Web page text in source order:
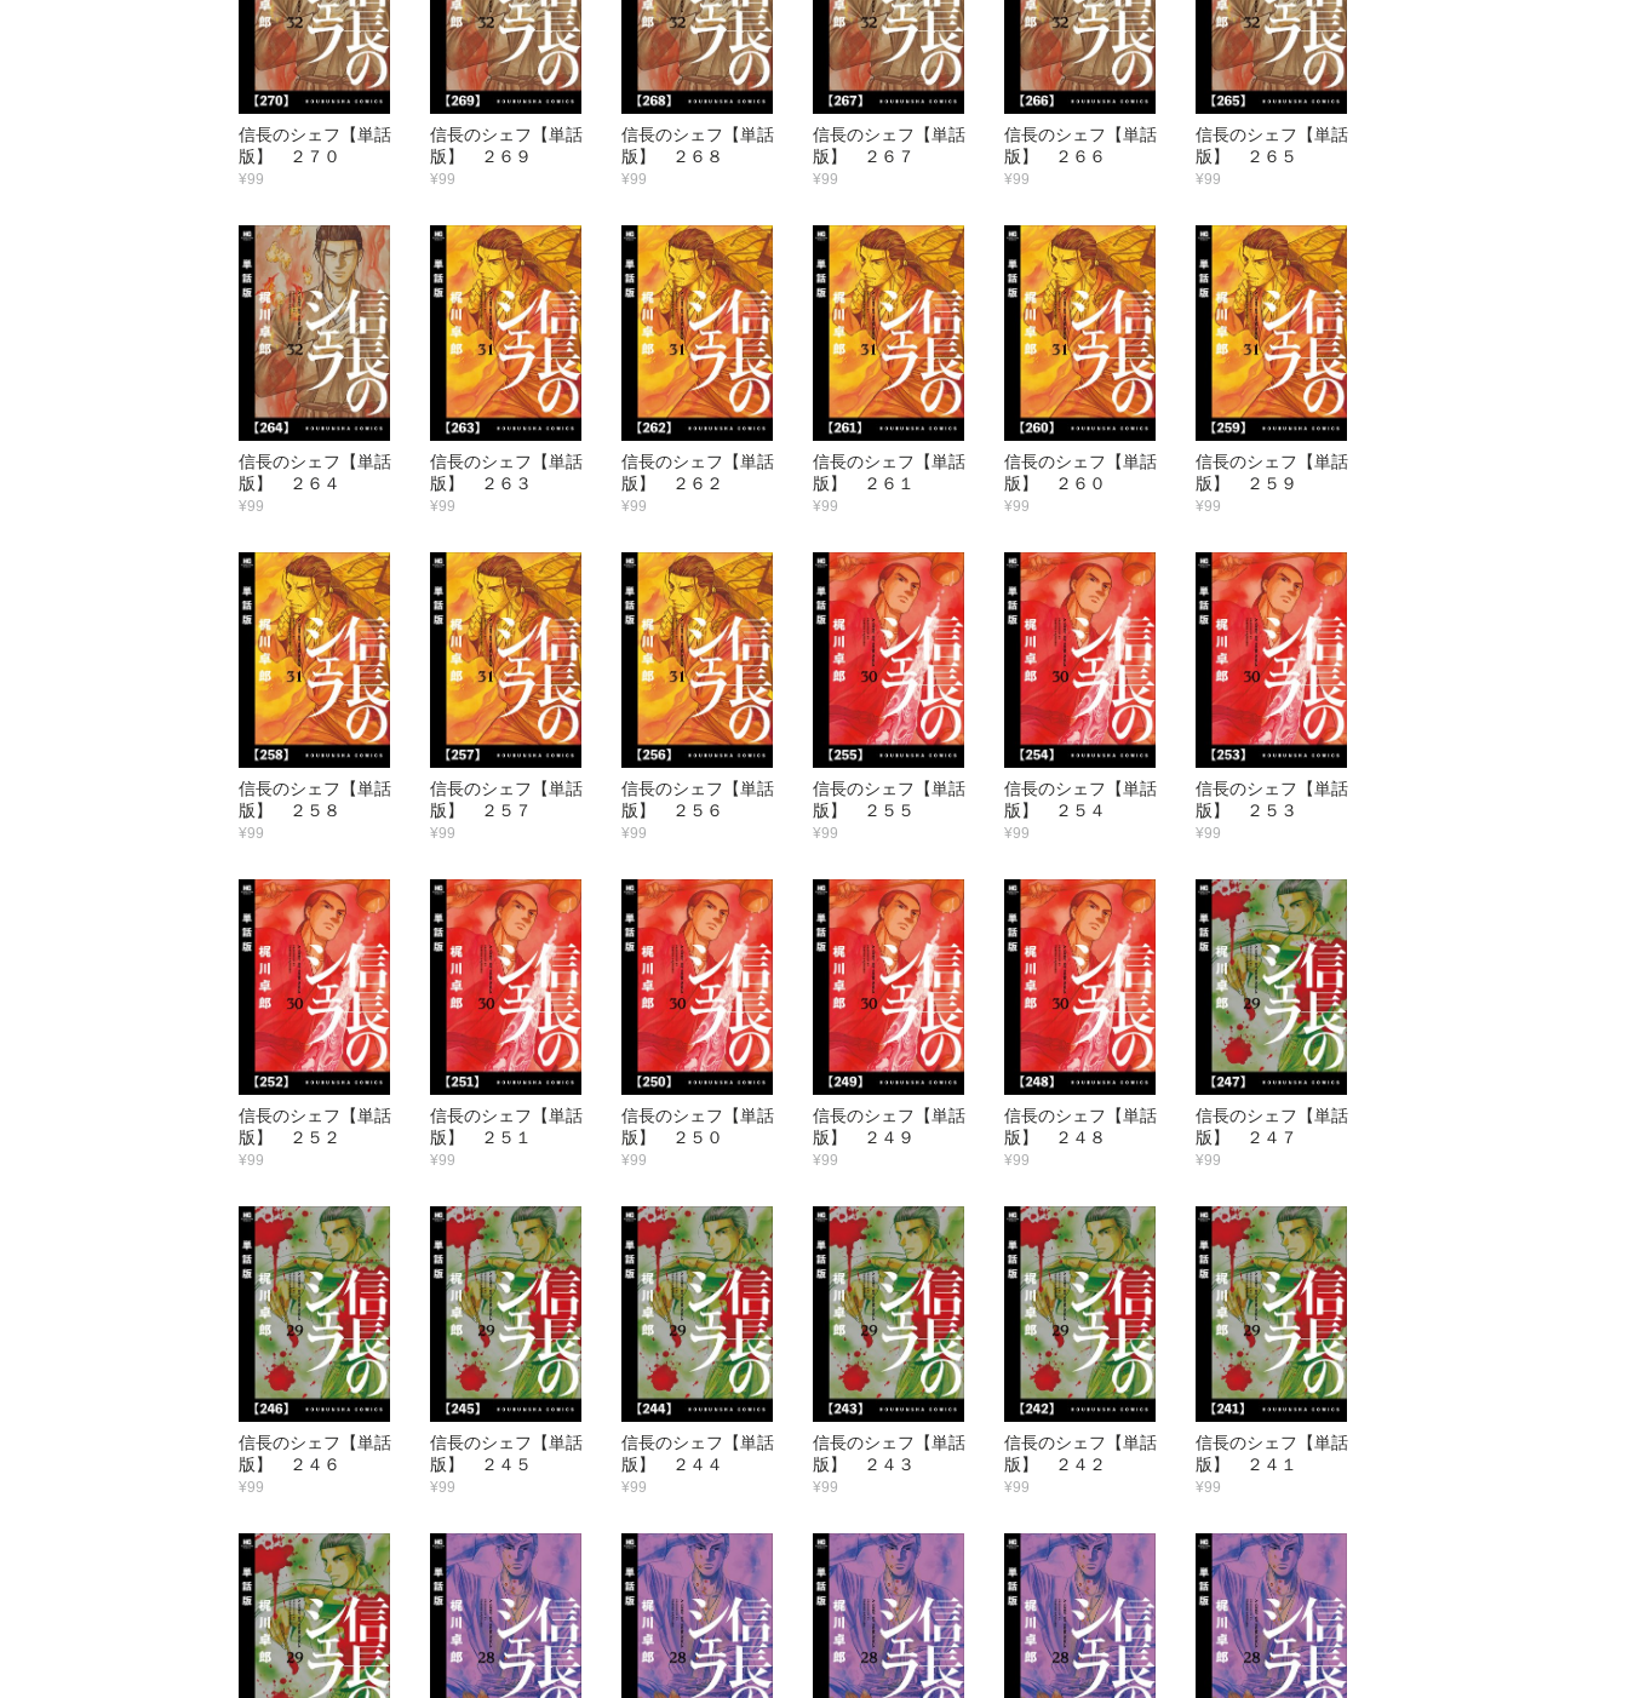
信長のシェフ【単話
版】 ２７０
¥99
信長のシェフ【単話
版】 ２６９
¥99
信長のシェフ【単話
版】 ２６８
¥99
信長のシェフ【単話
版】 ２６７
¥99
信長のシェフ【単話
版】 ２６６
¥99
信長のシェフ【単話
版】 ２６５
¥99
信長のシェフ【単話
版】 ２６４
¥99
信長のシェフ【単話
版】 ２６３
¥99
信長のシェフ【単話
版】 ２６２
¥99
信長のシェフ【単話
版】 ２６１
¥99
信長のシェフ【単話
版】 ２６０
¥99
信長のシェフ【単話
版】 ２５９
¥99
信長のシェフ【単話
版】 ２５８
¥99
信長のシェフ【単話
版】 ２５７
¥99
信長のシェフ【単話
版】 ２５６
¥99
信長のシェフ【単話
版】 ２５５
¥99
信長のシェフ【単話
版】 ２５４
¥99
信長のシェフ【単話
版】 ２５３
¥99
信長のシェフ【単話
版】 ２５２
¥99
信長のシェフ【単話
版】 ２５１
¥99
信長のシェフ【単話
版】 ２５０
¥99
信長のシェフ【単話
版】 ２４９
¥99
信長のシェフ【単話
版】 ２４８
¥99
信長のシェフ【単話
版】 ２４７
¥99
信長のシェフ【単話
版】 ２４６
¥99
信長のシェフ【単話
版】 ２４５
¥99
信長のシェフ【単話
版】 ２４４
¥99
信長のシェフ【単話
版】 ２４３
¥99
信長のシェフ【単話
版】 ２４２
¥99
信長のシェフ【単話
版】 ２４１
¥99